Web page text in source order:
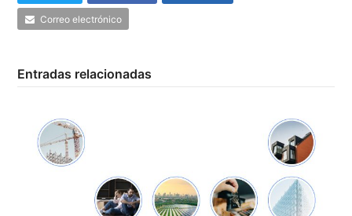
Correo electrónico
Entradas relacionadas